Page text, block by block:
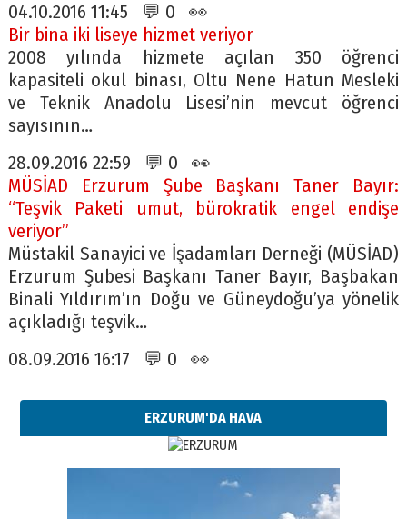
04.10.2016 11:45 💬 0 👀
Bir bina iki liseye hizmet veriyor
2008 yılında hizmete açılan 350 öğrenci
kapasiteli okul binası, Oltu Nene Hatun Mesleki
ve Teknik Anadolu Lisesi’nin mevcut öğrenci
sayısının…
28.09.2016 22:59 💬 0 👀
MÜSİAD Erzurum Şube Başkanı Taner Bayır:
“Teşvik Paketi umut, bürokratik engel endişe
veriyor”
Müstakil Sanayici ve İşadamları Derneği (MÜSİAD)
Erzurum Şubesi Başkanı Taner Bayır, Başbakan
Binali Yıldırım’ın Doğu ve Güneydoğu’ya yönelik
açıkladığı teşvik…
08.09.2016 16:17 💬 0 👀
ERZURUM'DA HAVA